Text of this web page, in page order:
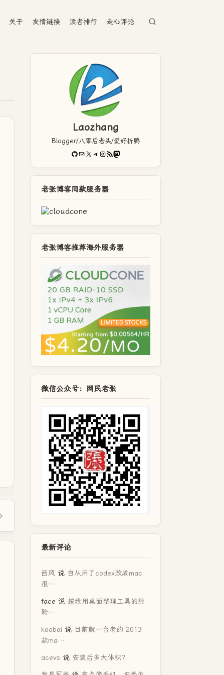
关于 友情链接 读者排行 走心评论
Laozhang
Blogger/八零后老头/爱好折腾
GitHub
电子邮件X Telegram
Instagram
RSS FeedMastodon
老张博客同款服务器
老张博客推荐海外服务器
微信公众号：网民老张
最新评论
西风 说 自从用了codex改成mac
很…
face 说 按我用桌面整理工具的经
验…
koobai 说 目前就一台老的 2013
款ma…
acevs 说 安装后多大体积？